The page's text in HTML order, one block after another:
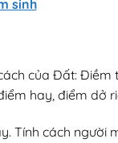
sinh
của Đất: Điềm
hay, điểm dở
Tính cách người